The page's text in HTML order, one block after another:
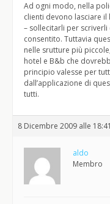
Ad ogni modo, nella
clienti devono lasciare
– sollecitarli per scriverli
consentito. Tuttavia
nelle srutture più
hotel e B&b che
principio valesse per
dall’applicazione di
tutti.
8 Dicembre 2009 alle 18:41
aldo
Membro